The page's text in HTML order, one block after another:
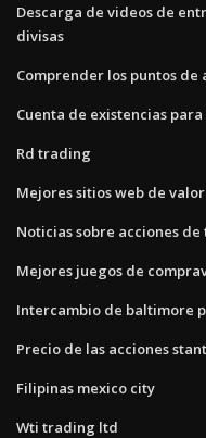
Descarga de videos de
divisas
Comprender los puntos de
Cuenta de existencias
Rd trading
Mejores sitios web de
Noticias sobre acciones de
Mejores juegos de
Intercambio de baltimore
Precio de las acciones
Filipinas mexico city
Wti trading ltd